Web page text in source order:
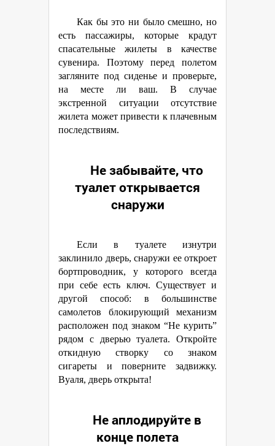
Как бы это ни было смешно, но
есть пассажиры, которые крадут
спасательные жилеты в качестве
сувенира. Поэтому перед полетом
загляните под сиденье и проверьте,
на месте ли ваш. В случае
экстренной ситуации отсутствие
жилета может привести к плачевным
последствиям.
Не забывайте, что
туалет открывается
снаружи
Если в туалете изнутри
заклинило дверь, снаружи ее откроет
бортпроводник, у которого всегда
при себе есть ключ. Существует и
другой способ: в большинстве
самолетов блокирующий механизм
расположен под знаком “Не курить”
рядом с дверью туалета. Откройте
откидную створку со знаком
сигареты и поверните задвижку.
Вуаля, дверь открыта!
Не аплодируйте в
конце полета